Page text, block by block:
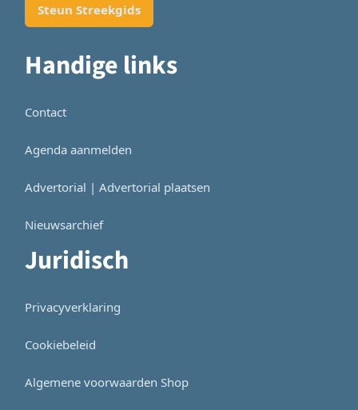
Steun Streekgids
Handige links
Contact
Agenda aanmelden
Advertorial | Advertorial plaatsen
Nieuwsarchief
Juridisch
Privacyverklaring
Cookiebeleid
Algemene voorwaarden Shop